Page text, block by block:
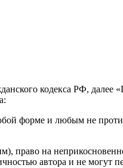
кодекса РФ,
форме и любым не
право на
автора и не могут